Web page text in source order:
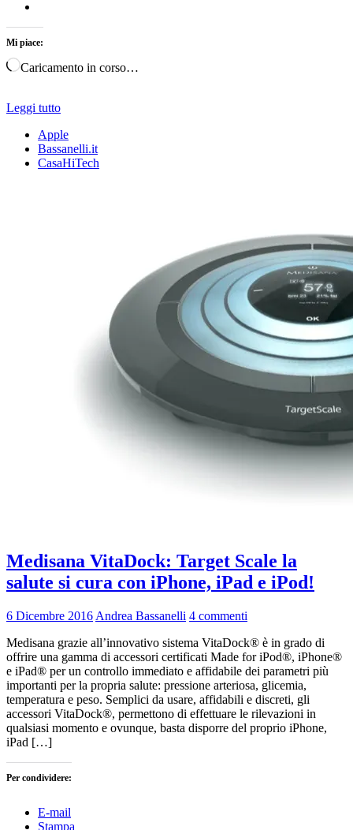
Mi piace:
Caricamento in corso…
Leggi tutto
Apple
Bassanelli.it
CasaHiTech
Medisana VitaDock: Target Scale la
salute si cura con iPhone, iPad e iPod!
6 Dicembre 2016 Andrea Bassanelli 4 commenti
Medisana grazie all’innovativo sistema VitaDock® è in grado di
offrire una gamma di accessori certificati Made for iPod®, iPhone®
e iPad® per un controllo immediato e affidabile dei parametri più
importanti per la propria salute: pressione arteriosa, glicemia,
temperatura e peso. Semplici da usare, affidabili e discreti, gli
accessori VitaDock®, permettono di effettuare le rilevazioni in
qualsiasi momento e ovunque, basta disporre del proprio iPhone,
iPad […]
Per condividere:
E-mail
Stampa